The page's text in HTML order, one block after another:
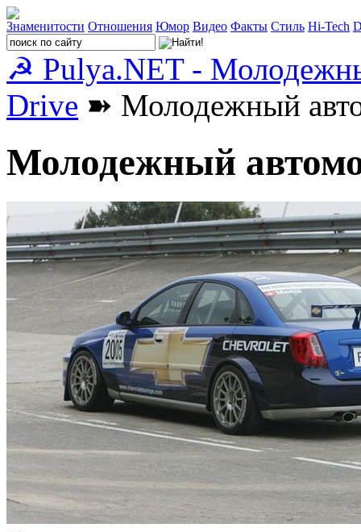
Знаменитости Отношения Юмор Видео Факты Стиль Hi-Tech
☭ Pulya.NET -
Drive ➽ Молодежный
Молодежный